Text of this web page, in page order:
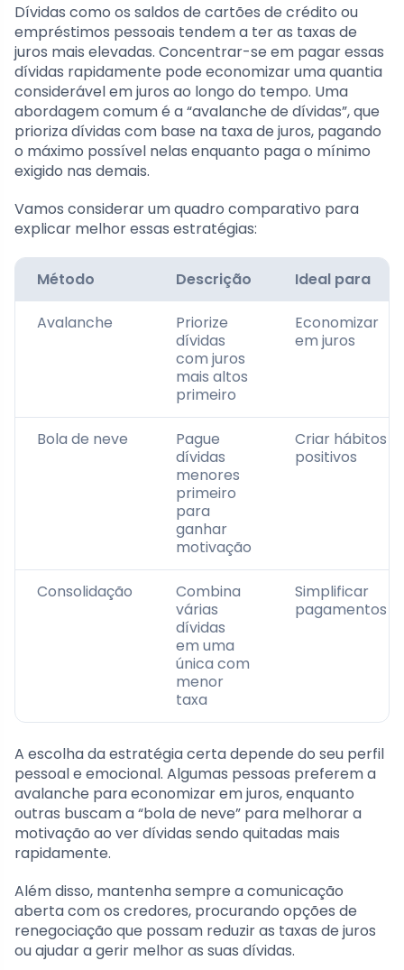
Dívidas como os saldos de cartões de crédito ou
empréstimos pessoais tendem a ter as taxas de
juros mais elevadas. Concentrar-se em pagar essas
dívidas rapidamente pode economizar uma quantia
considerável em juros ao longo do tempo. Uma
abordagem comum é a “avalanche de dívidas”, que
prioriza dívidas com base na taxa de juros, pagando
o máximo possível nelas enquanto paga o mínimo
exigido nas demais.
Vamos considerar um quadro comparativo para
explicar melhor essas estratégias:
Método Descrição Ideal para
Avalanche
Priorize
dívidas
com juros
mais altos
primeiro
Economizar
em juros
Bola de neve
Pague
dívidas
menores
primeiro
para
ganhar
motivação
Criar hábitos
positivos
Consolidação
Combina
várias
dívidas
em uma
única com
menor
taxa
Simplificar
pagamentos
A escolha da estratégia certa depende do seu perfil
pessoal e emocional. Algumas pessoas preferem a
avalanche para economizar em juros, enquanto
outras buscam a “bola de neve” para melhorar a
motivação ao ver dívidas sendo quitadas mais
rapidamente.
Além disso, mantenha sempre a comunicação
aberta com os credores, procurando opções de
renegociação que possam reduzir as taxas de juros
ou ajudar a gerir melhor as suas dívidas.